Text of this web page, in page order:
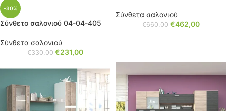
-30%
Σύνθετο σαλονιού 04-04-405
Σύνθετα σαλονιού
€330,00 €231,00
Σύνθετα σαλονιού
€660,00 €462,00